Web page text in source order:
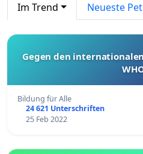
Im Trend Neueste
Gegen den
Bildung für Alle
24 621 Unterschriften
25 Feb 2022